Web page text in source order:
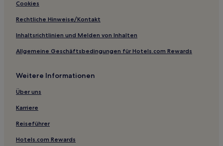
Hotels nahe Bahnhof Kozukue
Ryokans in Gora
Ferienwohnungen in Yokohama
Hostels in Yokohama
Ryokans in Miyakami
Ryokans in Yugawara
Hostels in Strand von Zushi
Hostels in Hakone
Cookies
Rechtliche Hinweise/Kontakt
Inhaltsrichtlinien und Melden von Inhalten
Allgemeine Geschäftsbedingungen für Hotels.com Rewards
Weitere Informationen
Über uns
Karriere
Reiseführer
Hotels.com Rewards